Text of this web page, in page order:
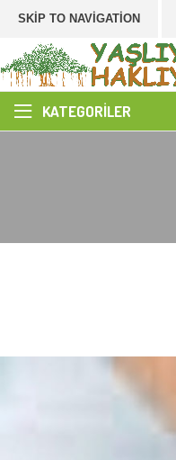
SKIP TO NAVIGATION
KATEGORILER